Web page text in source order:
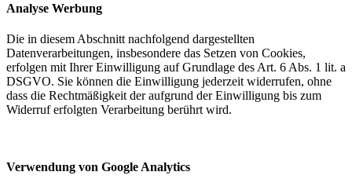
Analyse Werbung
Die in diesem Abschnitt nachfolgend dargestellten
Datenverarbeitungen, insbesondere das Setzen von Cookies,
erfolgen mit Ihrer Einwilligung auf Grundlage des Art. 6 Abs. 1 lit. a
DSGVO. Sie können die Einwilligung jederzeit widerrufen, ohne
dass die Rechtmäßigkeit der aufgrund der Einwilligung bis zum
Widerruf erfolgten Verarbeitung berührt wird.
Verwendung von Google Analytics